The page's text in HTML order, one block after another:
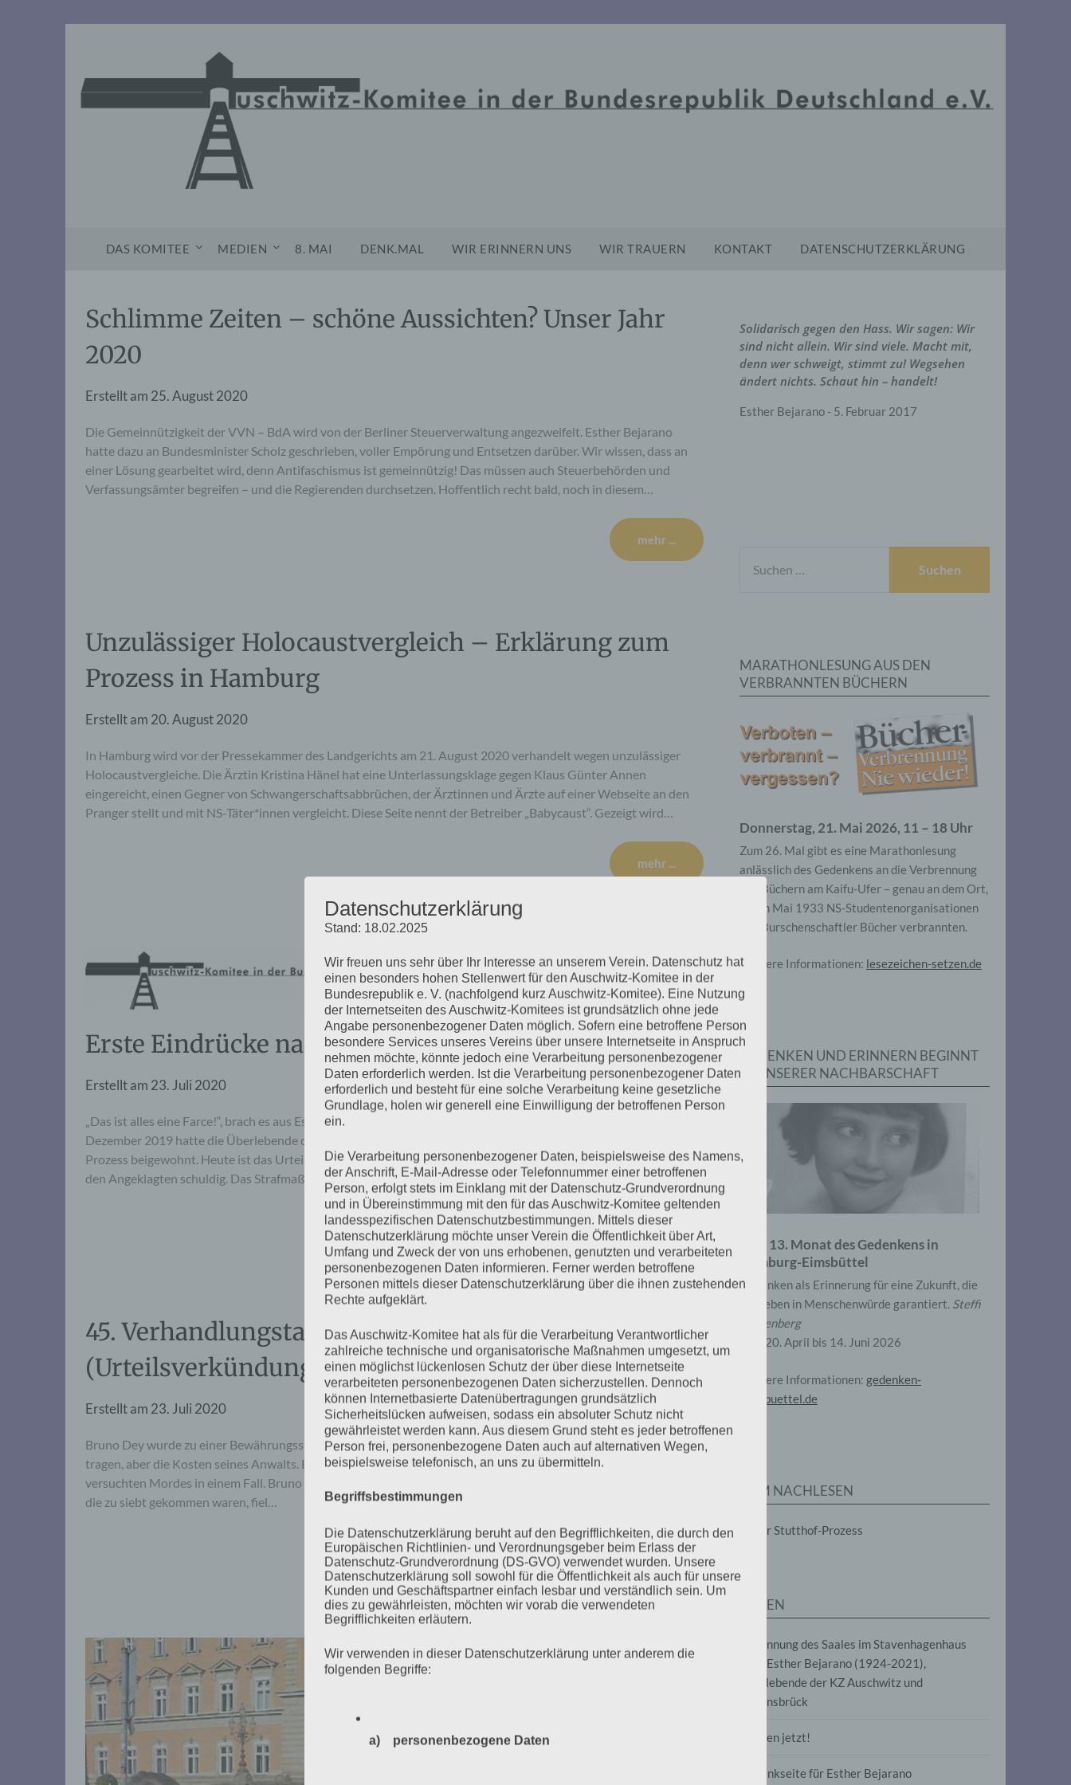
DAS KOMITEE MEDIEN 8. MAI DENK.MAL WIR ERINNERN UNS WIR TRAUERN KONTAKT DATENSCHUTZERKLÄRUNG
Schlimme Zeiten – schöne Aussichten? Unser Jahr
2020
Erstellt am 25. August 2020
Die Gemeinnützigkeit der VVN – BdA wird von der Berliner Steuerverwaltung angezweifelt. Esther Bejarano
hatte dazu an Bundesminister Scholz geschrieben, voller Empörung und Entsetzen darüber. Wir wissen, dass an
einer Lösung gearbeitet wird, denn Antifaschismus ist gemeinnützig! Das müssen auch Steuerbehörden und
Verfassungsämter begreifen – und die Regierenden durchsetzen. Hoffentlich recht bald, noch in diesem…
mehr ...
Unzulässiger Holocaustvergleich – Erklärung zum
Prozess in Hamburg
Erstellt am 20. August 2020
In Hamburg wird vor der Pressekammer des Landgerichts am 21. August 2020 verhandelt wegen unzulässiger
Holocaustvergleiche. Die Ärztin Kristina Hänel hat eine Unterlassungs­klage gegen Klaus Günter Annen
eingereicht, einen Gegner von Schwangerschaftsabbrüchen, der Ärztinnen und Ärzte auf einer Webseite an den
Pranger stellt und mit NS-Täter*innen vergleicht. Diese Seite nennt der Betreiber „Babycaust“. Gezeigt wird…
mehr ...
Erste Eindrücke nach dem Urteil
Erstellt am 23. Juli 2020
„Das ist alles eine Farce!“, brach es aus Esther Bejarano heraus. „Er hat alles gesehen, er hat alles gewusst!“ Am 9.
Dezember 2019 hatte die Überlebende der KZ Auschwitz und Ravensbrück einer Verhandlung im Stutthof-
Prozess beigewohnt. Heute ist das Urteil im vielleicht letzten NS-Prozess gesprochen worden. Das Gericht sprach
den Angeklagten schuldig. Das Strafmaß: zwei…
mehr ...
45. Verhandlungstag, Donnerstag, 23. Juli 2020
(Urteilsverkündung)
Erstellt am 23. Juli 2020
Bruno Dey wurde zu einer Bewährungsstrafe von zwei Jahren verurteilt. Er muss nicht die Verfahrenskosten
tragen, aber die Kosten seines Anwalts. Er ist wegen Beihilfe zum Mord in 5232 Fällen schuldig und wegen
versuchten Mordes in einem Fall. Bruno Dey zeigte keine sichtbaren Reaktionen und auch bei seinen Verwandten,
die zu siebt gekommen waren, fiel…
mehr ...
Solidarisch gegen den Hass. Wir sagen: Wir
sind nicht allein. Wir sind viele. Macht mit,
denn wer schweigt, stimmt zu! Wegsehen
ändert nichts. Schaut hin – handelt!
Esther Bejarano - 5. Februar 2017
NACH:
MARATHONLESUNG AUS DEN
VERBRANNTEN BÜCHERN
Donnerstag, 21. Mai 2026, 11 – 18 Uhr
Zum 26. Mal gibt es eine Marathonlesung
anlässlich des Gedenkens an die Verbrennung
von Büchern am Kaifu-Ufer – genau an dem Ort,
wo im Mai 1933 NS-Studentenorganisationen
und Burschenschaftler Bücher verbrannten.
Weitere Informationen: lesezeichen-setzen.de
GEDENKEN UND ERINNERN BEGINNT
IN UNSERER NACHBARSCHAFT
Zum 13. Monat des Gedenkens in
Hamburg-Eimsbüttel
Gedenken als Erinnerung für eine Zukunft, die
ein Leben in Menschenwürde garantiert. Steffi
Wittenberg
Vom 20. April bis 14. Juni 2026
Weitere Informationen: gedenken-
eimsbuettel.de
ZUM NACHLESEN
Der Stutthof-Prozess
SEITEN
Benennung des Saales im Stavenhagenhaus
nach Esther Bejarano (1924-2021),
Überlebende der KZ Auschwitz und
Ravensbrück
Frieden jetzt!
Gedenkseite für Esther Bejarano
Datenschutzerklärung
Stand: 18.02.2025
Wir freuen uns sehr über Ihr Interesse an unserem Verein. Datenschutz hat
einen besonders hohen Stellenwert für den Auschwitz-Komitee in der
Bundesrepublik e. V. (nachfolgend kurz Auschwitz-Komitee). Eine Nutzung
der Internetseiten des Auschwitz-Komitees ist grundsätzlich ohne jede
Angabe personenbezogener Daten möglich. Sofern eine betroffene Person
besondere Services unseres Vereins über unsere Internetseite in Anspruch
nehmen möchte, könnte jedoch eine Verarbeitung personenbezogener
Daten erforderlich werden. Ist die Verarbeitung personenbezogener Daten
erforderlich und besteht für eine solche Verarbeitung keine gesetzliche
Grundlage, holen wir generell eine Einwilligung der betroffenen Person
ein.
Die Verarbeitung personenbezogener Daten, beispielsweise des Namens,
der Anschrift, E-Mail-Adresse oder Telefonnummer einer betroffenen
Person, erfolgt stets im Einklang mit der Datenschutz-Grundverordnung
und in Übereinstimmung mit den für das Auschwitz-Komitee geltenden
landesspezifischen Datenschutzbestimmungen. Mittels dieser
Datenschutzerklärung möchte unser Verein die Öffentlichkeit über Art,
Umfang und Zweck der von uns erhobenen, genutzten und verarbeiteten
personenbezogenen Daten informieren. Ferner werden betroffene
Personen mittels dieser Datenschutzerklärung über die ihnen zustehenden
Rechte aufgeklärt.
Das Auschwitz-Komitee hat als für die Verarbeitung Verantwortlicher
zahlreiche technische und organisatorische Maßnahmen umgesetzt, um
einen möglichst lückenlosen Schutz der über diese Internetseite
verarbeiteten personenbezogenen Daten sicherzustellen. Dennoch
können Internetbasierte Datenübertragungen grundsätzlich
Sicherheitslücken aufweisen, sodass ein absoluter Schutz nicht
gewährleistet werden kann. Aus diesem Grund steht es jeder betroffenen
Person frei, personenbezogene Daten auch auf alternativen Wegen,
beispielsweise telefonisch, an uns zu übermitteln.
Begriffsbestimmungen
Die Datenschutzerklärung beruht auf den Begrifflichkeiten, die durch den
Europäischen Richtlinien- und Verordnungsgeber beim Erlass der
Datenschutz-Grundverordnung (DS-GVO) verwendet wurden. Unsere
Datenschutzerklärung soll sowohl für die Öffentlichkeit als auch für unsere
Kunden und Geschäftspartner einfach lesbar und verständlich sein. Um
dies zu gewährleisten, möchten wir vorab die verwendeten
Begrifflichkeiten erläutern.
Wir verwenden in dieser Datenschutzerklärung unter anderem die
folgenden Begriffe:
a) personenbezogene Daten